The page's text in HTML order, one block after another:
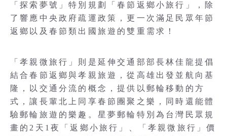
「探索夢號」特別規劃「春節返鄉小旅行」，除
了響應中央政府疏運政策，更一次滿足民眾年節
返鄉以及春節類出國旅遊的雙重需求！
「孝親微旅行」則是延伸交通部部長林佳龍提倡
結合春節返鄉與孝親旅遊，從高雄出發並航向基
隆，以交通分流的概念，提供以郵輪移動的方
式，讓長輩北上同享春節團聚之樂，同時還能體
驗郵輪旅遊的樂趣。星夢郵輪特別為台灣民眾規
畫的2天1夜「返鄉小旅行」、「孝親微旅行」價